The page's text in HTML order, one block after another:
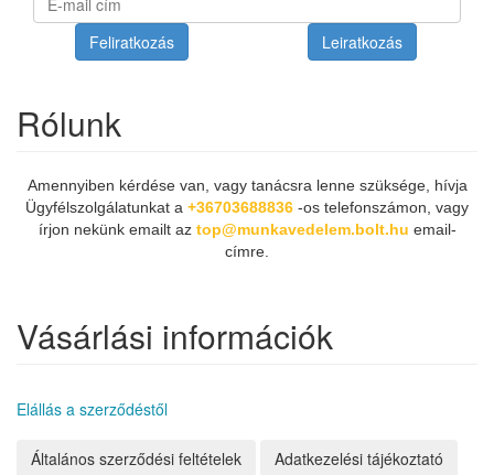
Feliratkozás Leiratkozás
Rólunk
Amennyiben kérdése van, vagy tanácsra lenne szüksége, hívja
Ügyfélszolgálatunkat a +36703688836 -os telefonszámon, vagy
írjon nekünk emailt az top@munkavedelem.bolt.hu email-
címre.
Vásárlási információk
Elállás a szerződéstől
Általános szerződési feltételek
Adatkezelési tájékoztató